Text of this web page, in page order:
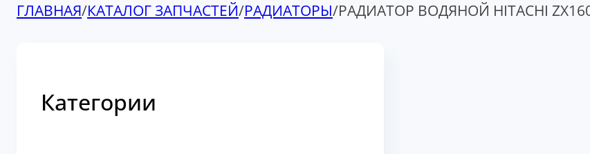
ГЛАВНАЯ/КАТАЛОГ ЗАПЧАСТЕЙ/РАДИАТОРЫ/РАДИАТОР ВОДЯНОЙ HITACHI
Категории